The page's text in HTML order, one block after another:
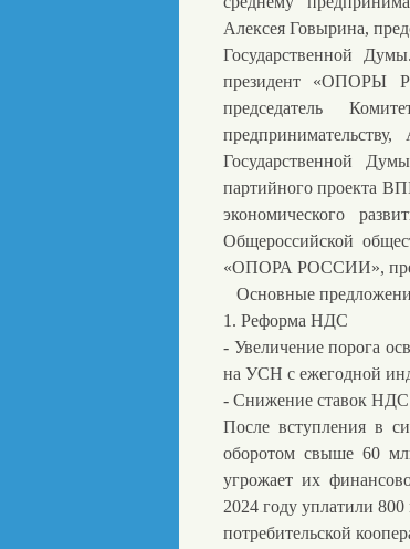
Алексея Говырина,
Государственной
президент «ОПОРЫ
председатель
Государственной
партийного проекта
экономического
Общероссийской
«ОПОРА РОССИИ»,
Основные
1. Реформа НДС
- Увеличение порога
на УСН с ежегодной
- Снижение ставок
После вступления в
оборотом свыше 60
угрожает их
2024 году уплатили
потребительской